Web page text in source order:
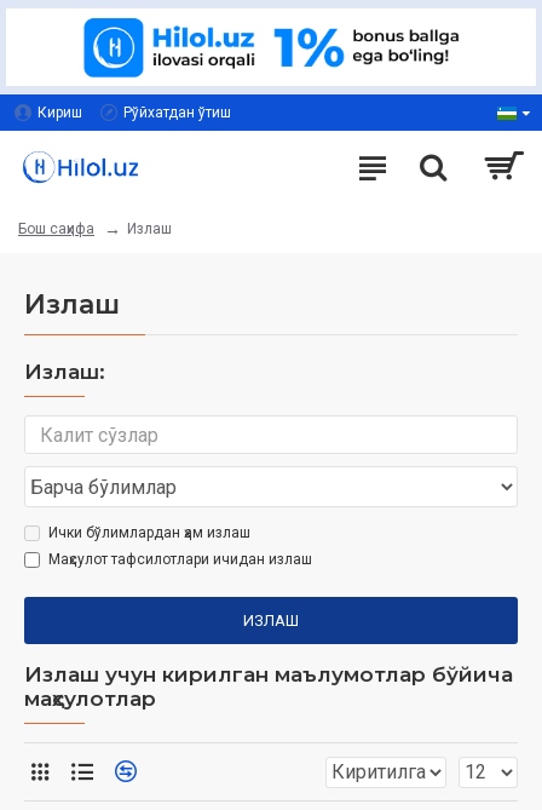
Кириш Рўйхатдан ўтиш
Бош саҳифа Излаш
Излаш
Излаш:
Ички бўлимлардан ҳам излаш
Маҳсулот тафсилотлари ичидан излаш
ИЗЛАШ
Излаш учун кирилган маълумотлар бўйича
маҳсулотлар